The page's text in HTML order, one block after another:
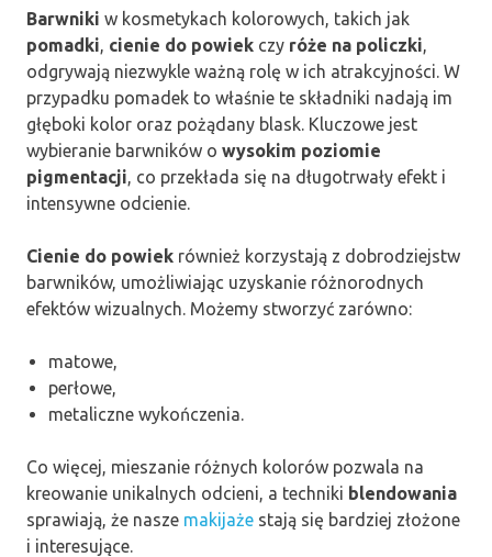
Barwniki w kosmetykach kolorowych, takich jak
pomadki, cienie do powiek czy róże na policzki,
odgrywają niezwykle ważną rolę w ich atrakcyjności. W
przypadku pomadek to właśnie te składniki nadają im
głęboki kolor oraz pożądany blask. Kluczowe jest
wybieranie barwników o wysokim poziomie
pigmentacji, co przekłada się na długotrwały efekt i
intensywne odcienie.
Cienie do powiek również korzystają z dobrodziejstw
barwników, umożliwiając uzyskanie różnorodnych
efektów wizualnych. Możemy stworzyć zarówno:
matowe,
perłowe,
metaliczne wykończenia.
Co więcej, mieszanie różnych kolorów pozwala na
kreowanie unikalnych odcieni, a techniki blendowania
sprawiają, że nasze makijaże stają się bardziej złożone
i interesujące.